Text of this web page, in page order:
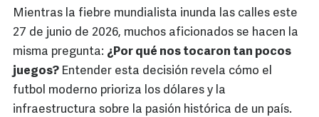
Mientras la fiebre mundialista inunda las calles este
27 de junio de 2026, muchos aficionados se hacen la
misma pregunta: ¿Por qué nos tocaron tan pocos
juegos? Entender esta decisión revela cómo el
futbol moderno prioriza los dólares y la
infraestructura sobre la pasión histórica de un país.